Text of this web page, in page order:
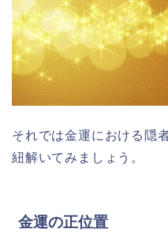
それでは金運における隠
紐解いてみましょう。
金運の正位置